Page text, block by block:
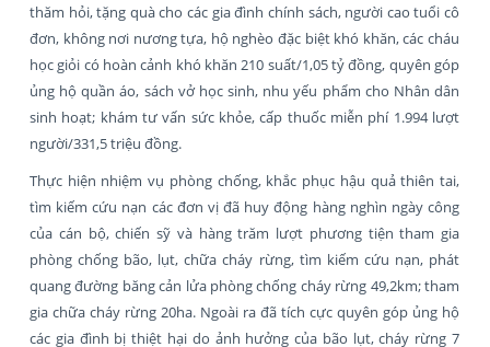
thăm hỏi, tặng quà cho các gia đình chính sách, người cao tuổi cô
đơn, không nơi nương tựa, hộ nghèo đặc biệt khó khăn, các cháu
học giỏi có hoàn cảnh khó khăn 210 suất/1,05 tỷ đồng, quyên góp
ủng hộ quần áo, sách vở học sinh, nhu yếu phẩm cho Nhân dân
sinh hoạt; khám tư vấn sức khỏe, cấp thuốc miễn phí 1.994 lượt
người/331,5 triệu đồng.
Thực hiện nhiệm vụ phòng chống, khắc phục hậu quả thiên tai,
tìm kiếm cứu nạn các đơn vị đã huy động hàng nghìn ngày công
của cán bộ, chiến sỹ và hàng trăm lượt phương tiện tham gia
phòng chống bão, lụt, chữa cháy rừng, tìm kiếm cứu nạn, phát
quang đường băng cản lửa phòng chống cháy rừng 49,2km; tham
gia chữa cháy rừng 20ha. Ngoài ra đã tích cực quyên góp ủng hộ
các gia đình bị thiệt hại do ảnh hưởng của bão lụt, cháy rừng 7